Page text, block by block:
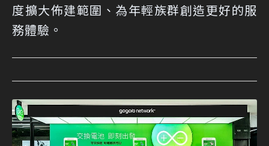
度擴大佈建範圍、為年輕族群創造更好的服
務體驗。